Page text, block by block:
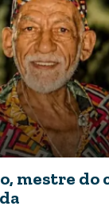
mestre do